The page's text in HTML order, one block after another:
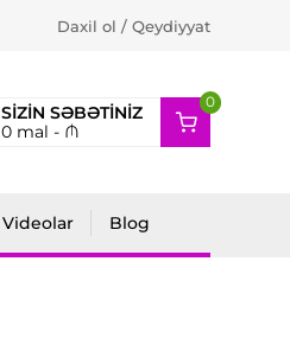
Daxil ol / Qeydiyyat
SIZIN SƏBƏTINIZ
0mal - ₼
0
2
Videolar Blog